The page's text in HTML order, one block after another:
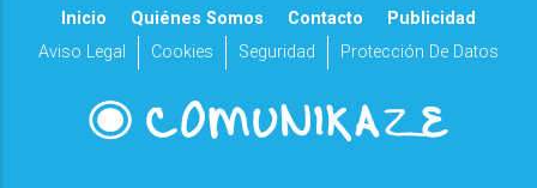
Inicio Quiénes Somos Contacto
Publicidad
Aviso Legal
Cookies Seguridad Protección De Datos